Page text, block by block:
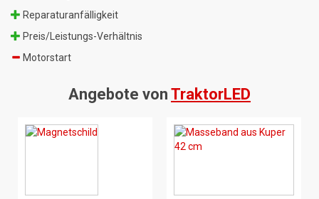
Reparaturanfälligkeit
Preis/Leistungs-Verhältnis
Motorstart
Angebote von TraktorLED